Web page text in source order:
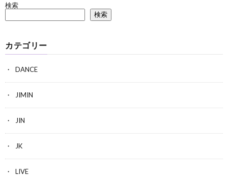
検索
検索
カテゴリー
DANCE
JIMIN
JIN
JK
LIVE